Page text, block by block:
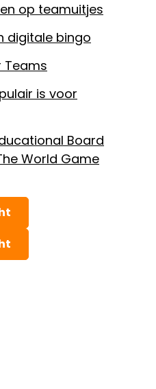
op teamuitjes
digitale bingo
Teams
is voor
Board
World Game